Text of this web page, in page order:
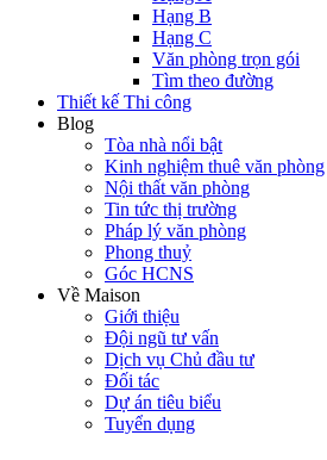
Hạng B
Hạng C
Văn phòng trọn gói
Tìm theo đường
Thiết kế Thi công
Blog
Tòa nhà nổi bật
Kinh nghiệm thuê văn phòng
Nội thất văn phòng
Tin tức thị trường
Pháp lý văn phòng
Phong thuỷ
Góc HCNS
Về Maison
Giới thiệu
Đội ngũ tư vấn
Dịch vụ Chủ đầu tư
Đối tác
Dự án tiêu biểu
Tuyển dụng